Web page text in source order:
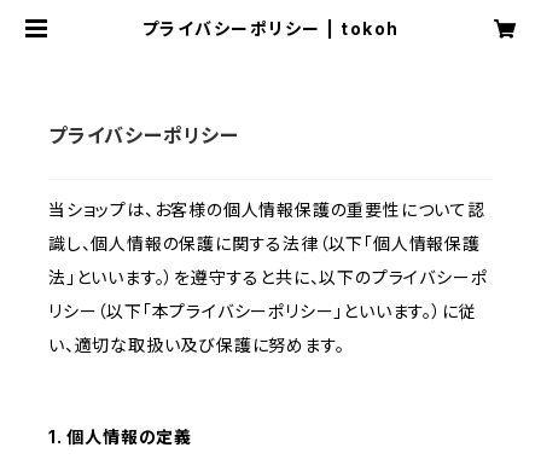
プライバシーポリシー | tokoh
プライバシーポリシー
当ショップは、お客様の個人情報保護の重要性について認
識し、個人情報の保護に関する法律（以下「個人情報保護
法」といいます。）を遵守すると共に、以下のプライバシーポ
リシー（以下「本プライバシーポリシー」といいます。）に従
い、適切な取扱い及び保護に努めます。
1. 個人情報の定義